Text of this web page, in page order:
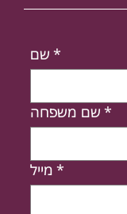
שם *
שם משפחה *
מייל *